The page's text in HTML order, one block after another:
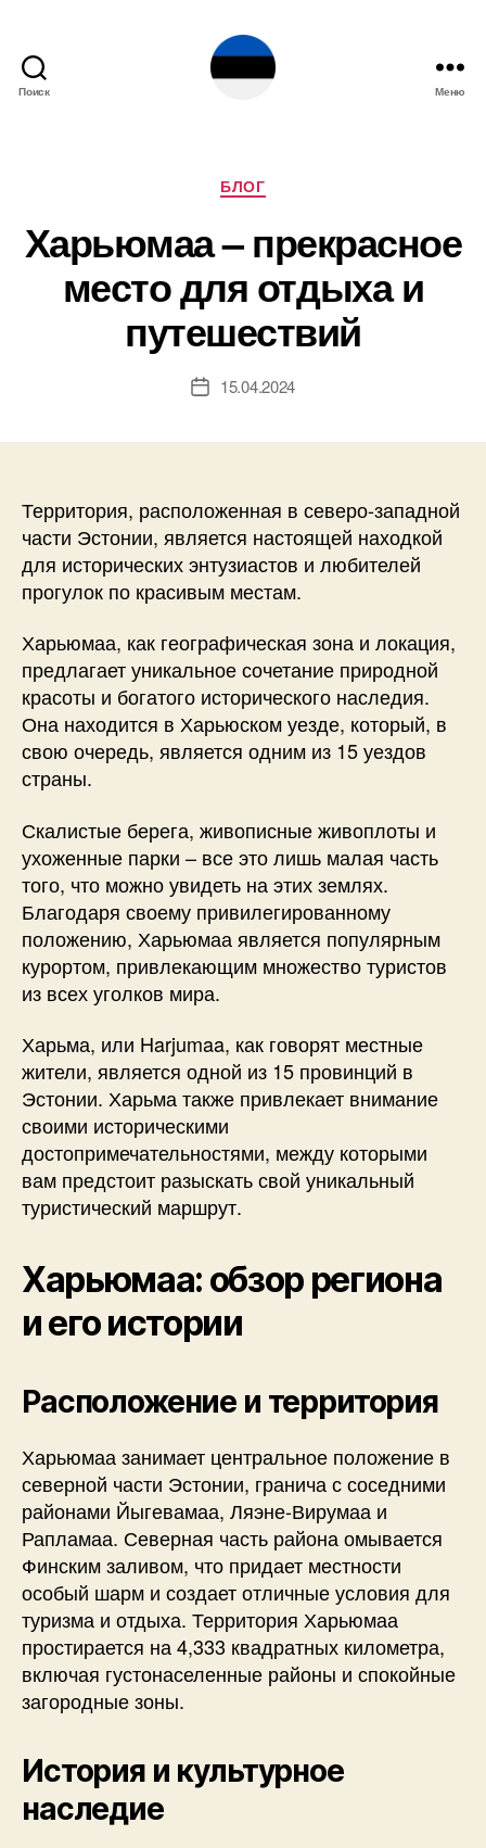
Поиск Меню
Рубрики
БЛОГ
Харьюмаа – прекрасное
место для отдыха и
путешествий
Дата15.04.2024
Территория, расположенная в северо-западной
части Эстонии, является настоящей находкой
для исторических энтузиастов и любителей
прогулок по красивым местам.
Харьюмаа, как географическая зона и локация,
предлагает уникальное сочетание природной
красоты и богатого исторического наследия.
Она находится в Харьюском уезде, который, в
свою очередь, является одним из 15 уездов
страны.
Скалистые берега, живописные живоплоты и
ухоженные парки – все это лишь малая часть
того, что можно увидеть на этих землях.
Благодаря своему привилегированному
положению, Харьюмаа является популярным
курортом, привлекающим множество туристов
из всех уголков мира.
Харьма, или Harjumaa, как говорят местные
жители, является одной из 15 провинций в
Эстонии. Харьма также привлекает внимание
своими историческими
достопримечательностями, между которыми
вам предстоит разыскать свой уникальный
туристический маршрут.
Харьюмаа: обзор региона
и его истории
Расположение и территория
Харьюмаа занимает центральное положение в
северной части Эстонии, гранича с соседними
районами Йыгевамаа, Ляэне-Вирумаа и
Рапламаа. Северная часть района омывается
Финским заливом, что придает местности
особый шарм и создает отличные условия для
туризма и отдыха. Территория Харьюмаа
простирается на 4,333 квадратных километра,
включая густонаселенные районы и спокойные
загородные зоны.
История и культурное
наследие